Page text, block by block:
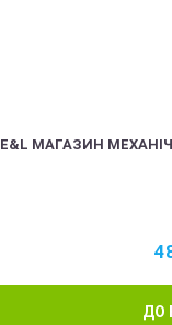
E&L МАГАЗИН
ДО